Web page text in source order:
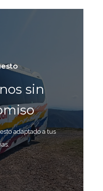
sin
adaptado a tus